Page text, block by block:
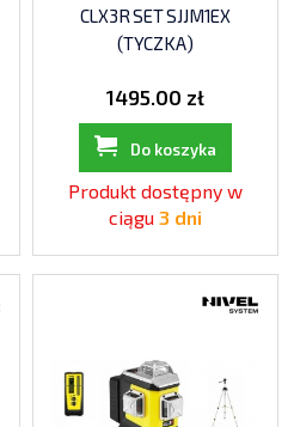
CLX3R SET SJJM1EX
(TYCZKA)
1495.00 zł
Do koszyka
Produkt dostępny w
ciągu 3 dni